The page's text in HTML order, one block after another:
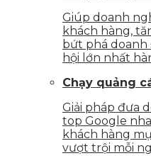
Giúp doanh
khách hàng,
bứt phá doanh
hội lớn nhất
Chạy quảng
Giải pháp đưa
top Google
khách hàng
vượt trội mỗi